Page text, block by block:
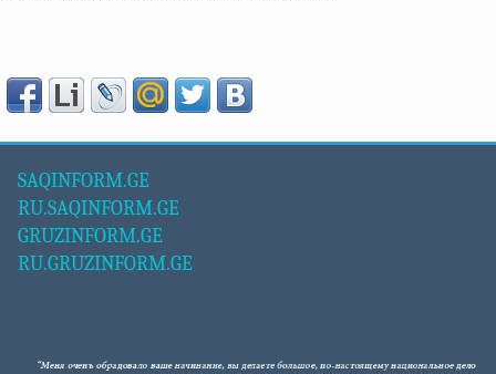
SAQINFORM.GE
RU.SAQINFORM.GE
GRUZINFORM.GE
RU.GRUZINFORM.GE